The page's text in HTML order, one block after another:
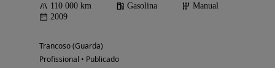
110 000 km Gasolina
Manual
2009
Trancoso (Guarda)
Profissional • Publicado